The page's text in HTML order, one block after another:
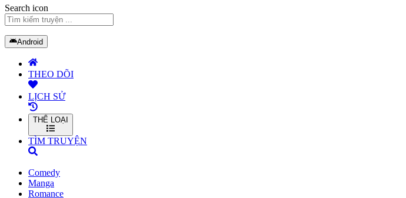
Search icon
Android
THEO DÕI
LỊCH SỬ
THỂ LOẠI
TÌM TRUYỆN
Comedy
Manga
Romance